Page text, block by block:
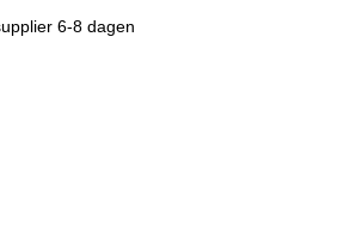
6-8 dagen